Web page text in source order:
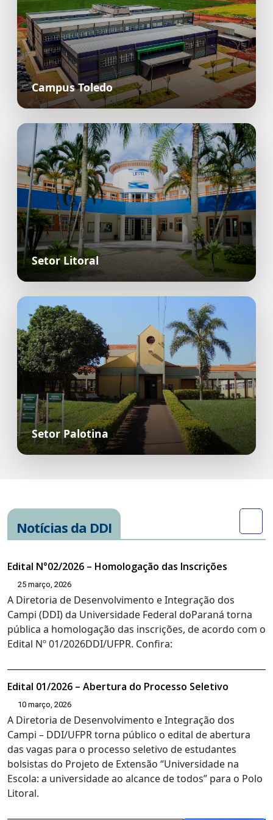
Campus Toledo
Setor Litoral
Setor Palotina
Notícias da DDI
Edital N°02/2026 – Homologação das Inscrições
25 março, 2026
A Diretoria de Desenvolvimento e Integração dos
Campi (DDI) da Universidade Federal doParaná torna
pública a homologação das inscrições, de acordo com o
Edital Nº 01/2026DDI/UFPR. Confira:
Edital 01/2026 – Abertura do Processo Seletivo
10 março, 2026
A Diretoria de Desenvolvimento e Integração dos
Campi – DDI/UFPR torna público o edital de abertura
das vagas para o processo seletivo de estudantes
bolsistas do Projeto de Extensão “Universidade na
Escola: a universidade ao alcance de todos” para o Polo
Litoral.